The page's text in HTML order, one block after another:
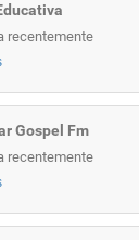
recentemente
Gospel Fm
recentemente